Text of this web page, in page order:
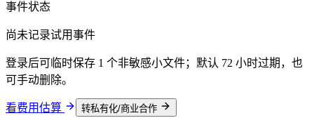
事件状态
尚未记录试用事件
登录后可临时保存 1 个非敏感小文件；默认 72 小时过期，也
可手动删除。
看费用估算 转私有化/商业合作